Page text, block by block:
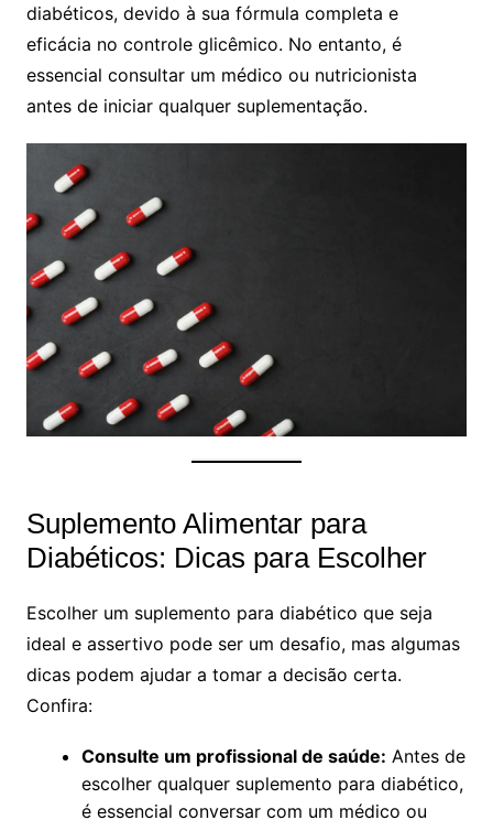
diabéticos, devido à sua fórmula completa e
eficácia no controle glicêmico. No entanto, é
essencial consultar um médico ou nutricionista
antes de iniciar qualquer suplementação.
Suplemento Alimentar para
Diabéticos: Dicas para Escolher
Escolher um suplemento para diabético que seja
ideal e assertivo pode ser um desafio, mas algumas
dicas podem ajudar a tomar a decisão certa.
Confira:
Consulte um profissional de saúde: Antes de
escolher qualquer suplemento para diabético,
é essencial conversar com um médico ou